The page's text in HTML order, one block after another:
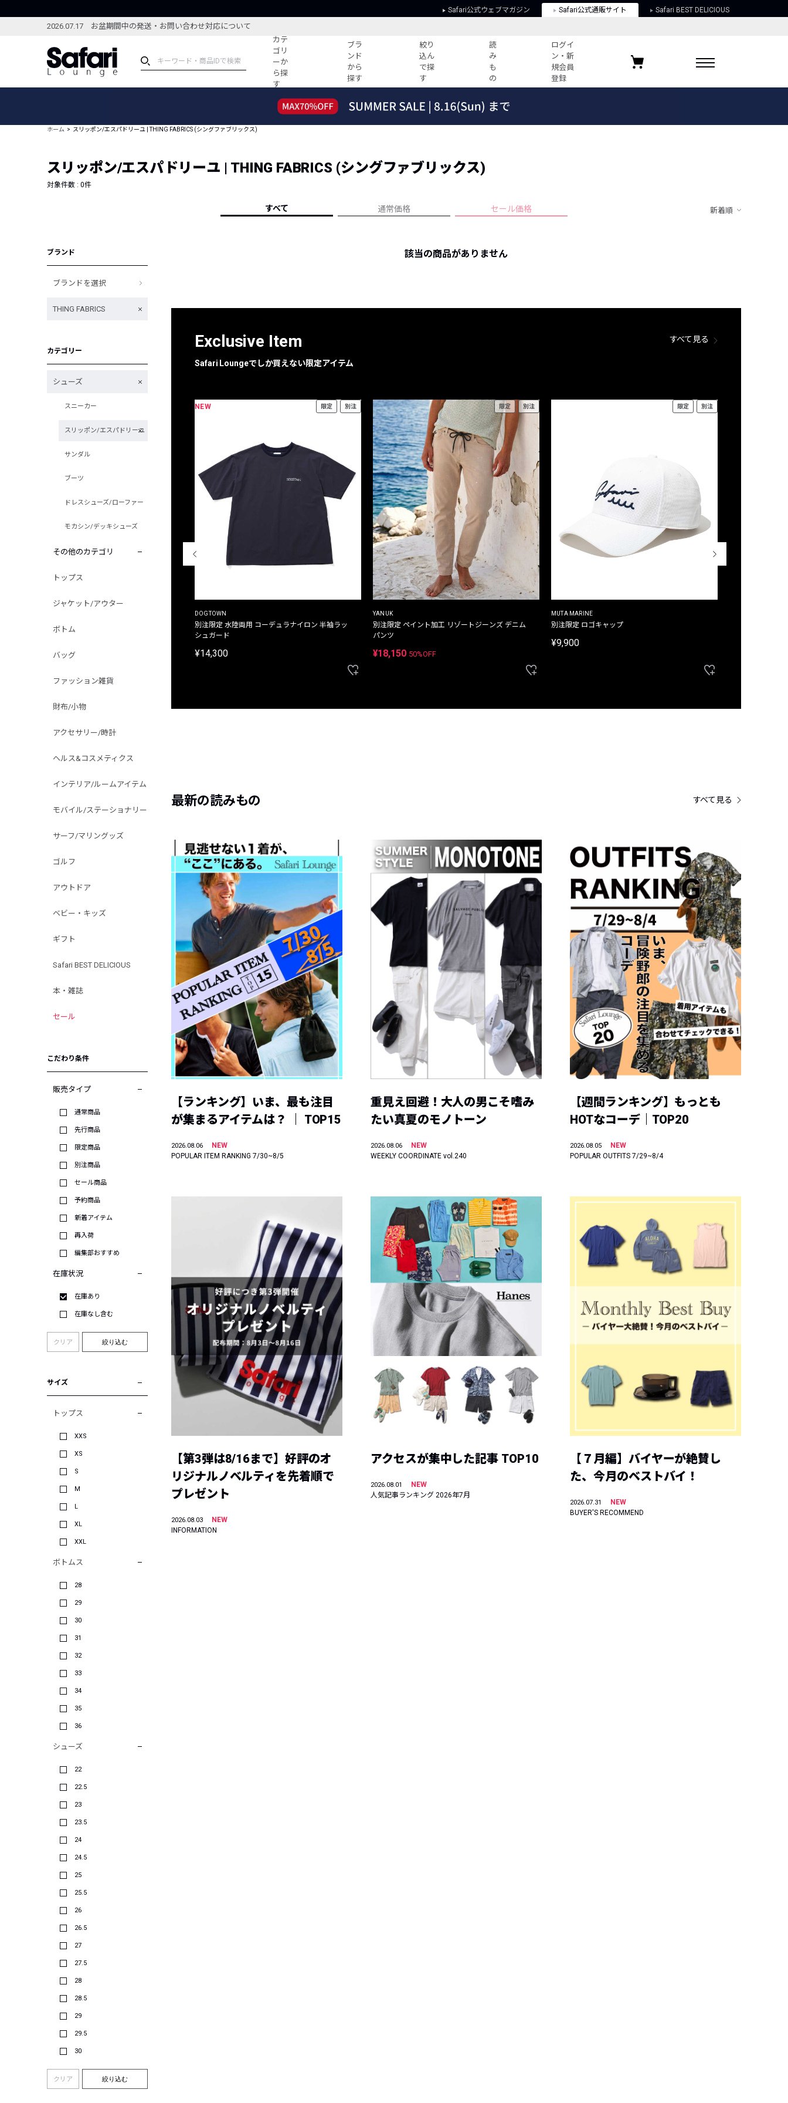
Safari公式ウェブマガジン Safari公式通販サイト Safari BEST DELICIOUS
2026.07.17 お盆期間中の発送・お問い合わせ対応について
カテ
ゴリ
ーか
ら探
す
ブラ
ンド
から
探す
絞り
込ん
で探
す
読
み
も
の
ログイ
ン・新
規会員
登録
ブランドから探す
新着アイテム
編集部のおすすめアイテム
特集記事
コーディネート
すべての記事
ーデ紹介
HOTなコーデ TOP20
人気記事ランキング
フォーカスブランド
よくある質問
プライバシーポリシー
お気に入りブランド
ホーム スリッポン/エスパドリーユ | THING FABRICS (シングファブリックス)
スリッポン/エスパドリーユ | THING FABRICS (シングファブリックス)
対象件数 : 0件
すべて 通常価格 セール価格 新着順
ブランド
ブランドを選択
THING FABRICS
カテゴリー
シューズ
スニーカー
スリッポン/エスパドリーユ
サンダル
ブーツ
ドレスシューズ/ローファー
モカシン/デッキシューズ
その他のカテゴリ
トップス
ジャケット/アウター
ボトム
バッグ
ファッション雑貨
財布/小物
アクセサリー/時計
ヘルス&コスメティクス
インテリア/ルームアイテム
モバイル/ステーショナリー
サーフ/マリングッズ
ゴルフ
アウトドア
ベビー・キッズ
ギフト
Safari BEST DELICIOUS
本・雑誌
セール
こだわり条件
販売タイプ
通常商品
先行商品
限定商品
別注商品
セール商品
予約商品
新着アイテム
再入荷
編集部おすすめ
在庫状況
在庫あり
在庫なし含む
クリア 絞り込む
サイズ
トップス
XXS
XS
S
M
L
XL
XXL
ボトムス
28
29
30
31
32
33
34
35
36
シューズ
22
22.5
23
23.5
24
24.5
25
25.5
26
26.5
27
27.5
28
28.5
29
29.5
30
クリア 絞り込む
該当の商品がありません
Exclusive Item
Safari Loungeでしか買えない限定アイテム
すべて見る
別注限定 ピグメントダイ バックプリント サーフ
プリントTシャツ
NEW 限定 別注
DOGTOWN
別注限定 水陸両用 コーデュラナイロン 半袖ラッ
シュガード
¥14,300
限定 別注
YANUK
別注限定 ペイント加工 リゾートジーンズ デニム
パンツ
¥18,150 50%OFF
限定 別注
MUTA MARINE
別注限定 ロゴキャップ
¥9,900
最新の読みもの すべて見る
【ランキング】いま、最も注目
が集まるアイテムは？ ｜ TOP15
2026.08.06
NEW
POPULAR ITEM RANKING 7/30~8/5
重見え回避！大人の男こそ嗜み
たい真夏のモノトーン
2026.08.06
NEW
WEEKLY COORDINATE vol.240
【週間ランキング】もっとも
HOTなコーデ｜TOP20
2026.08.05
NEW
POPULAR OUTFITS 7/29~8/4
【第3弾は8/16まで】好評のオ
リジナルノベルティを先着順で
プレゼント
2026.08.03
NEW
INFORMATION
アクセスが集中した記事 TOP10
2026.08.01
NEW
人気記事ランキング 2026年7月
【７月編】バイヤーが絶賛し
た、今月のベストバイ！
2026.07.31
NEW
BUYER'S RECOMMEND